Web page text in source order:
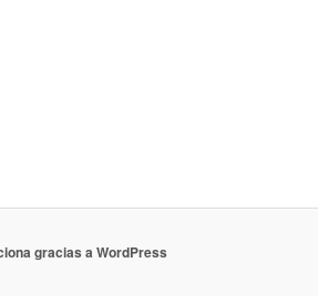
gracias a WordPress